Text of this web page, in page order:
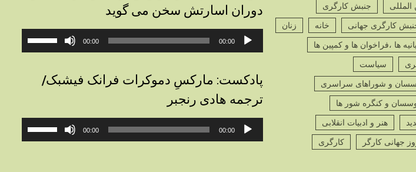
المللی
جنبش کارگری
کارگری جهانی خانه
زنان
ها ،فراخوان ها و کمپین ها
سیاست
و شوراهای سراسری
و کنگره شور ها
هنر و ادبیات انقلابی
جهانی کارگر
کارگری
بالا
دوران اسارتش سخن می گوید
پخش‌کننده
صوت
00:00
00:00
بالا
پادکست: مارکسِ دموکرات فرانک فیشبک/
ترجمه هادی رنجبر
پخش‌کننده
صوت
00:00
00:00